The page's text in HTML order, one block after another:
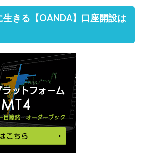
生きる【OANDA】口座開設は